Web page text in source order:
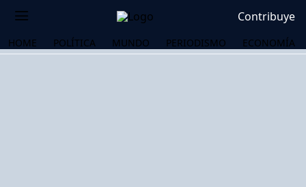
Contribuye
HOME POLÍTICA MUNDO PERIODISMO ECONOMÍA